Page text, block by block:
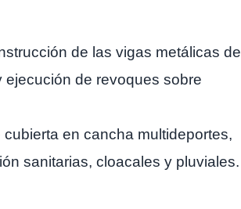
de las vigas metálicas de
ejecución de revoques sobre
en cancha multideportes,
sanitarias, cloacales y pluviales.